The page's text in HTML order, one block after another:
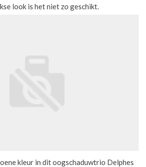
look is het niet zo geschikt.
kleur in dit oogschaduwtrio Delphes